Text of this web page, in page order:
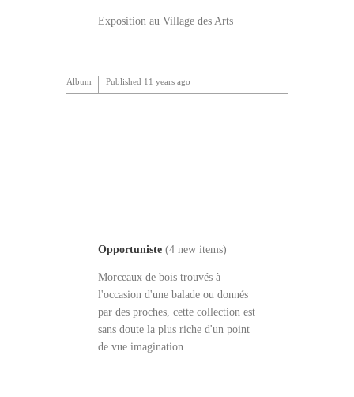
Exposition au Village des Arts
Album Published 11 years ago
Opportuniste (4 new items)
Morceaux de bois trouvés à
l'occasion d'une balade ou donnés
par des proches, cette collection est
sans doute la plus riche d'un point
de vue imagination.